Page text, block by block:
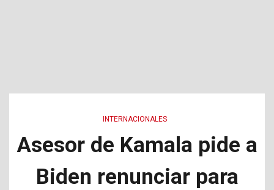
INTERNACIONALES
Asesor de Kamala pide a
Biden renunciar para